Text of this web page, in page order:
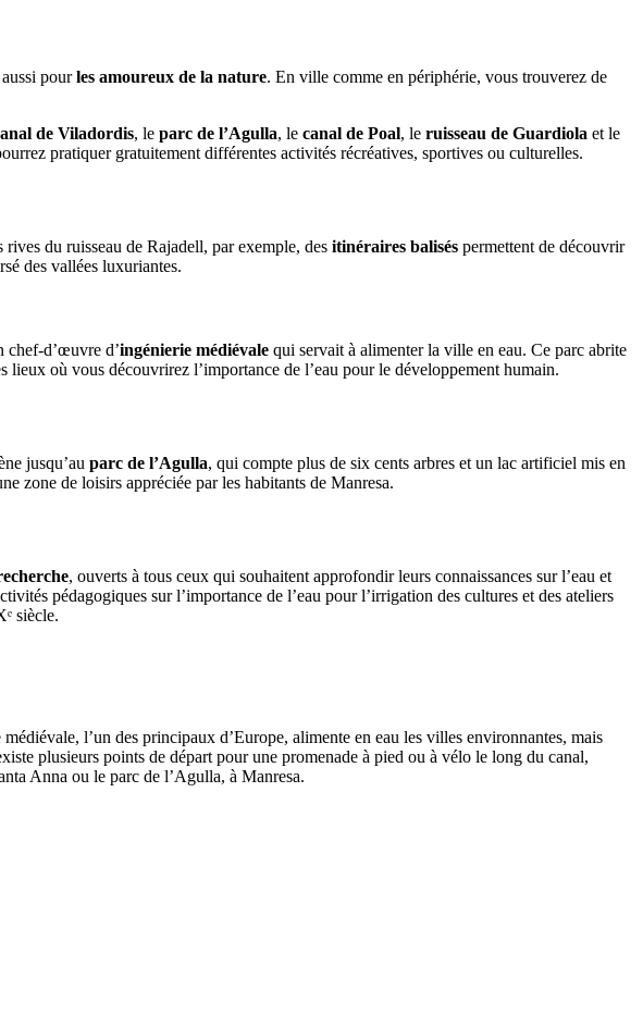
pourles amoureux de la nature. En ville comme en périphérie, vous trouverez de
de Viladordis, le parc de l’Agulla, le canal de Poal, le ruisseau de Guardiola et le
pratiquer gratuitement différentes activités récréatives, sportives ou culturelles.
du ruisseau de Rajadell, par exemple, des itinéraires balisés permettent de découvrir
des vallées luxuriantes.
chef-d’œuvre d’ingénierie médiévale qui servait à alimenter la ville en eau. Ce parc abrite
où vous découvrirez l’importance de l’eau pour le développement humain.
jusqu’au parc de l’Agulla, qui compte plus de six cents arbres et un lac artificiel mis en
zone de loisirs appréciée par les habitants de Manresa.
, ouverts à tous ceux qui souhaitent approfondir leurs connaissances sur l’eau et
pédagogiques sur l’importance de l’eau pour l’irrigation des cultures et des ateliers
siècle.
l’un des principaux d’Europe, alimente en eau les villes environnantes, mais
plusieurs points de départ pour une promenade à pied ou à vélo le long du canal,
Anna ou le parc de l’Agulla, à Manresa.